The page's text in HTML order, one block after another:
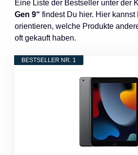
Eine Liste der Bestseller unter der
Gen 9“ findest Du hier. Hier kannst
orientieren, welche Produkte
oft gekauft haben.
BESTSELLER NR. 1